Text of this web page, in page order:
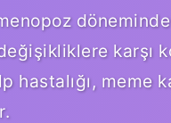
karşı
hastalığı, meme